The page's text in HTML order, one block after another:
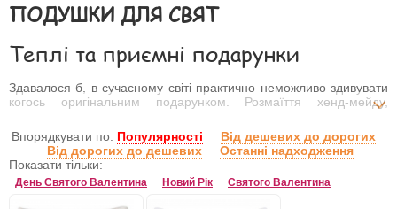
Главная
Футболки
Свитшоты
Бейсболки
Ветровки
Оплата и доставка
Сотрудничество
Ім'я користувача
ПОДУШКИ ДЛЯ СВЯТ
Теплі та приємні подарунки
Здавалося б, в сучасному світі практично неможливо здивувати
когось оригінальним подарунком. Розмаїття хенд-мейду,
у вираженні почуттів. В такому випадку варто керуватись не
тільки візуальною частиною (хоч вона і важлива), а й подумати
про довговічність та практичне застосування. Тому, щоб
максимально приємно зустріти Новий рік та солодко виспатись
під ялинкою потрібно купити новорічну подушку в онлайн-
Впорядкувати по: Популярності
Від дешевих до дорогих
Від дорогих до дешевих
Останні надходження
Показати тільки:
День Святого Валентина Новий Рік Святого Валентина